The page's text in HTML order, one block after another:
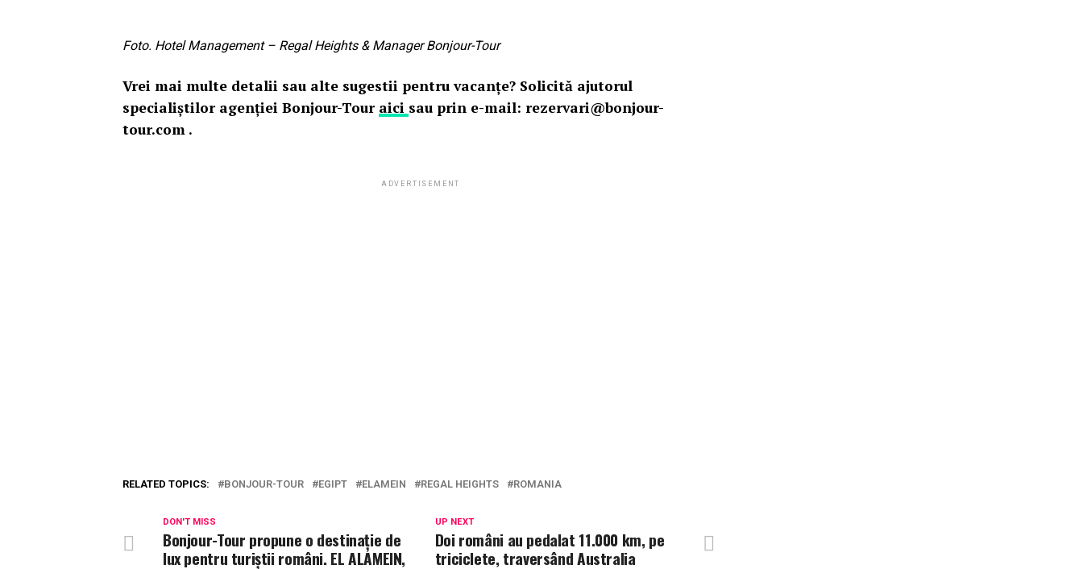
Foto. Hotel Management – Regal Heights & Manager Bonjour-Tour
Vrei mai multe detalii sau alte sugestii pentru vacanțe? Solicită ajutorul
specialiștilor agenției Bonjour-Tour aici sau prin e-mail: rezervari@bonjour-
tour.com .
ADVERTISEMENT
RELATED TOPICS: BONJOUR-TOUR EGIPT ELAMEIN REGAL HEIGHTS ROMANIA
UP NEXT
Doi români au pedalat 11.000 km, pe
triciclete, traversând Australia
DON'T MISS
Bonjour-Tour propune o destinație de
lux pentru turiștii români. EL ALAMEIN,